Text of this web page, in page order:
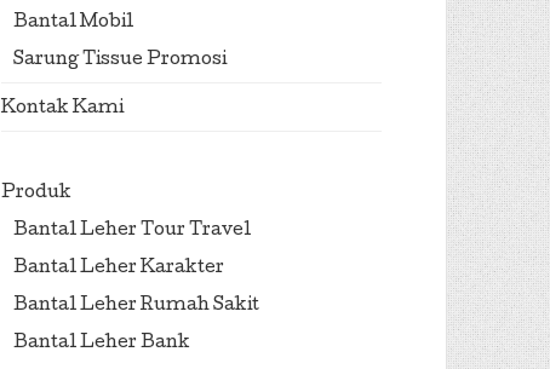
Bantal Mobil
Sarung Tissue Promosi
Kontak Kami
Produk
Bantal Leher Tour Travel
Bantal Leher Karakter
Bantal Leher Rumah Sakit
Bantal Leher Bank